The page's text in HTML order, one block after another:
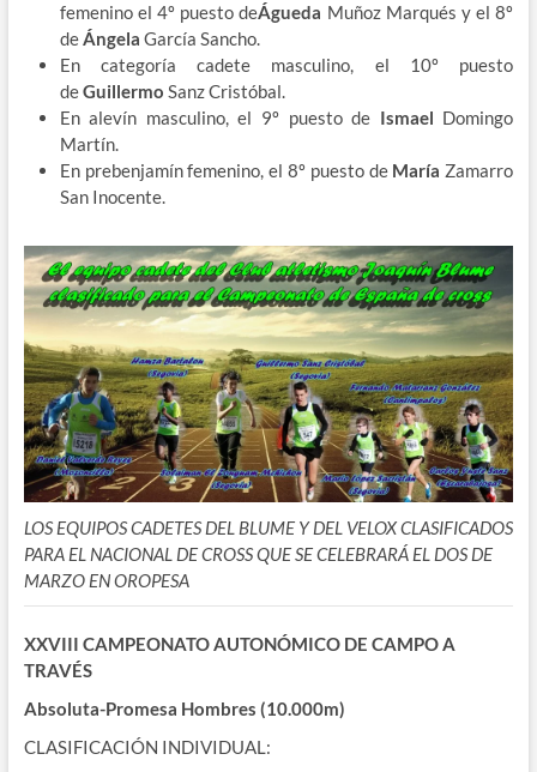
femenino el 4º puesto deÁgueda Muñoz Marqués y el 8º
deÁngela García Sancho.
En categoría cadete masculino, el 10º puesto
deGuillermo Sanz Cristóbal.
En alevín masculino, el 9º puesto de Ismael Domingo
Martín.
En prebenjamín femenino, el 8º puesto de María Zamarro
San Inocente.
LOS EQUIPOS CADETES DEL BLUME Y DEL VELOX CLASIFICADOS
PARA EL NACIONAL DE CROSS QUE SE CELEBRARÁ EL DOS DE
MARZO EN OROPESA
XXVIII CAMPEONATO AUTONÓMICO DE CAMPO A
TRAVÉS
Absoluta-Promesa Hombres (10.000m)
CLASIFICACIÓN INDIVIDUAL: